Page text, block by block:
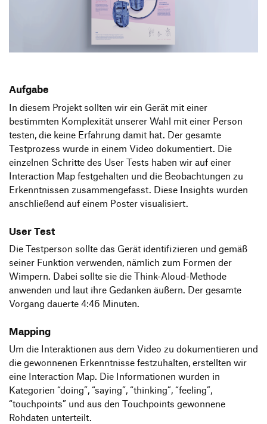
Transfer und Kooperation
Produktgestaltung B.A.
Strategische Gestaltung M.A.
Aufgabe
In diesem Projekt sollten wir ein Gerät mit einer
bestimmten Komplexität unserer Wahl mit einer Person
testen, die keine Erfahrung damit hat. Der gesamte
Testprozess wurde in einem Video dokumentiert. Die
einzelnen Schritte des User Tests haben wir auf einer
Interaction Map festgehalten und die Beobachtungen zu
Erkenntnissen zusammengefasst. Diese Insights wurden
anschließend auf einem Poster visualisiert.
User Test
Die Testperson sollte das Gerät identifizieren und gemäß
seiner Funktion verwenden, nämlich zum Formen der
Wimpern. Dabei sollte sie die Think-Aloud-Methode
anwenden und laut ihre Gedanken äußern. Der gesamte
Vorgang dauerte 4:46 Minuten.
Mapping
Um die Interaktionen aus dem Video zu dokumentieren und
die gewonnenen Erkenntnisse festzuhalten, erstellten wir
eine Interaction Map. Die Informationen wurden in
Kategorien “doing”, “saying”, “thinking”, “feeling”,
“touchpoints” und aus den Touchpoints gewonnene
Rohdaten unterteilt.